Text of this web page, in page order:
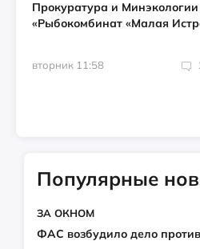
Прокуратура и
«Рыбокомбинат «Малая
вторник 11:58
Популярные
ЗА ОКНОМ
ФАС возбудило дело